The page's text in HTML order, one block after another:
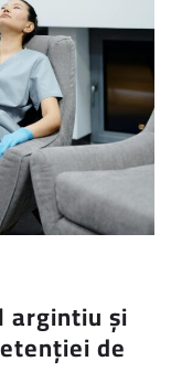
argintiu și
de